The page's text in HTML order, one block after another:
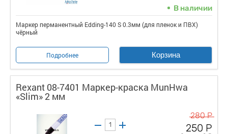
В наличии
Маркер перманентный Edding-140 S 0.3мм (для пленок и ПВХ)
чёрный
Подробнее Корзина
Rexant 08-7401 Маркер-краска MunHwa
«Slim» 2 мм
280 Р
250 Р